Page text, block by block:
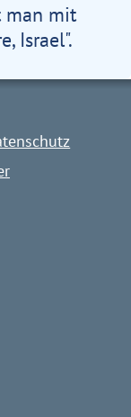
man mit
Israel".